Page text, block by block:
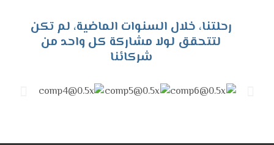
رحلتنا، خلال السنوات الماضية، لم تكن
لتتحقق لولا مشاركة كل واحد من
شركائنا